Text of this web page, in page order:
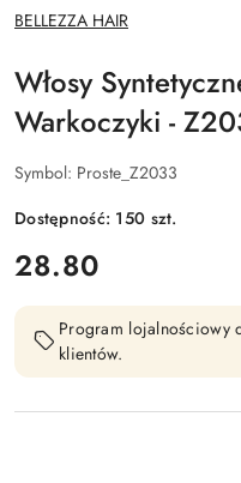
NAZWA
PRODUCENTA:
BELLEZZA HAIR
Włosy
Warkoczyki -
Symbol: Proste_Z2033
Dostępność: 150 szt.
cena:
28.80
Program lojalnościowy
klientów.